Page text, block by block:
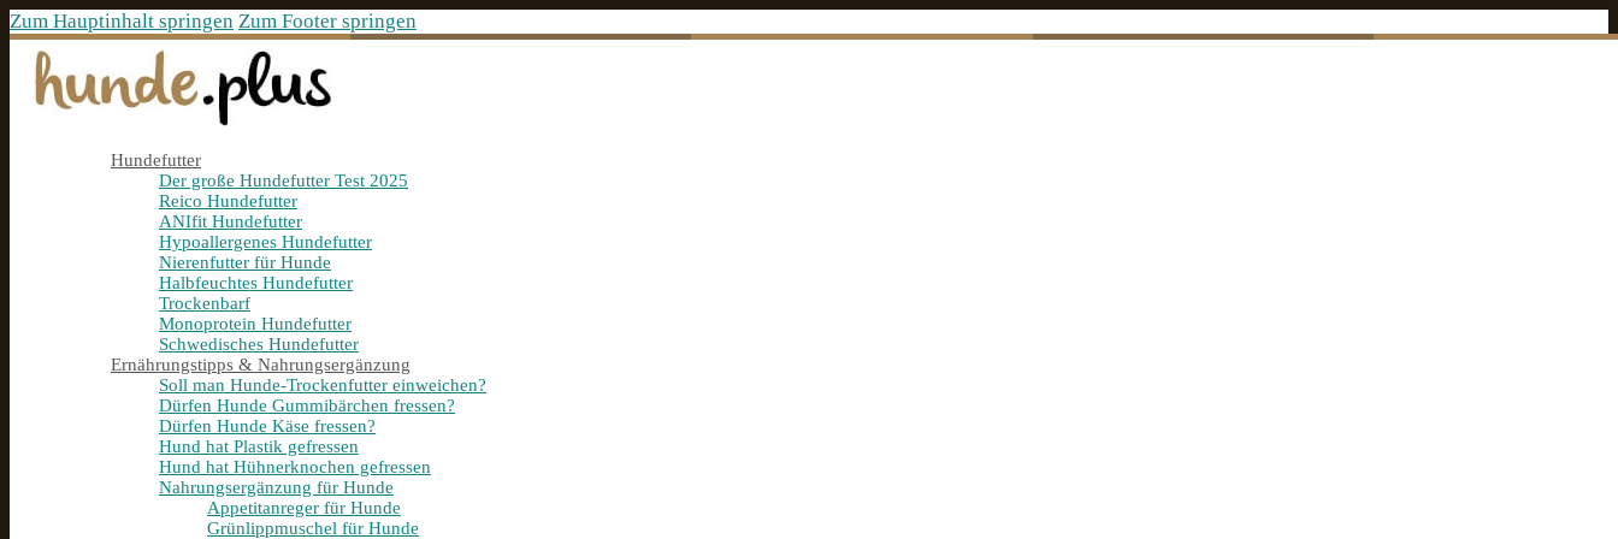
Zum Hauptinhalt springen Zum Footer springen
Hundefutter
Der große Hundefutter Test 2025
Reico Hundefutter
ANIfit Hundefutter
Hypoallergenes Hundefutter
Nierenfutter für Hunde
Halbfeuchtes Hundefutter
Trockenbarf
Monoprotein Hundefutter
Schwedisches Hundefutter
Ernährungstipps & Nahrungsergänzung
Soll man Hunde-Trockenfutter einweichen?
Dürfen Hunde Gummibärchen fressen?
Dürfen Hunde Käse fressen?
Hund hat Plastik gefressen
Hund hat Hühnerknochen gefressen
Nahrungsergänzung für Hunde
Appetitanreger für Hunde
Grünlippmuschel für Hunde